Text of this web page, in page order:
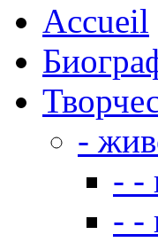
Accueil
-
- -
- -